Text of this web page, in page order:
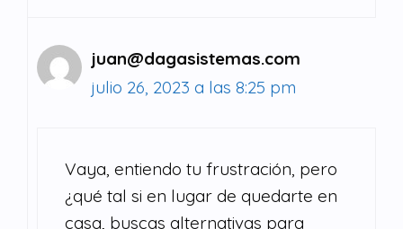
juan@dagasistemas.com
julio 26, 2023 a las 8:25 pm
Vaya, entiendo tu frustración, pero
¿qué tal si en lugar de quedarte en
casa, buscas alternativas para